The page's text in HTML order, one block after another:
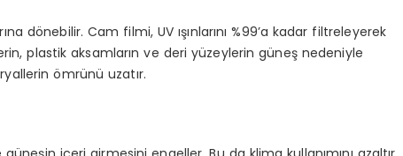
dönebilir. Cam filmi, UV ışınlarını %99’a kadar filtreleyerek
plastik aksamların ve deri yüzeylerin güneş nedeniyle
ömrünü uzatır.